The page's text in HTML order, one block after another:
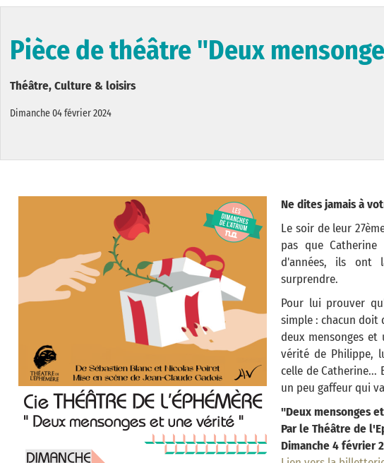
Pièce de théâtre "Deux
Théâtre, Culture & loisirs
Dimanche 04 février 2024
Ne dites jamais à
Le soir de leur
pas que
d'années, ils ont
surprendre.
Pour lui prouver
simple : chacun doit
deux mensonges
vérité de Philippe,
celle de Catherine...
un peu gaffeur qui
"Deux mensonges
Par le Théâtre de
Dimanche 4 février